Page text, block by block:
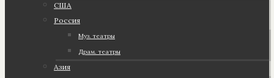
США
Россия
Муз. театры
Драм. театры
Азия